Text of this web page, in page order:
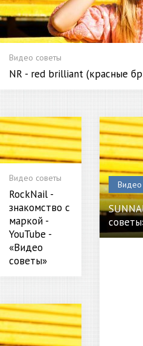
Видео советы
NR - red brilliant (красные
Видео советы
RockNail -
знакомство с
маркой -
YouTube -
«Видео
советы»
Видео